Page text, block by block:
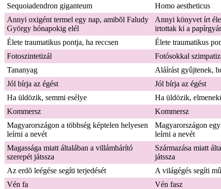
Sequoiadendron giganteum
Homo aestheticus
Annyi oxigént termel egy nap, amibõl Faludy
György hónapokig elél
Annyi könyvet írt
irtottak ki a
Élete traumatikus pontja, ha reccsen
Élete traumatikus
Fotoszintetizál
Fotósokkal
Tananyag
Aláírást gyûjtenek,
Jól bírja az égést
Jól bírja az égést
Ha üldözik, semmi esélye
Ha üldözik,
Kommersz
Kommersz
Magyarországon a többség képtelen helyesen
leírni a nevét
Magyarországon
leírni a nevét
Magassága miatt általában a villámhárító
szerepét játssza
Származása miatt
játssza
Az erdõ leégése segíti terjedését
A világégés segíti
Vén fa
Vén fasz